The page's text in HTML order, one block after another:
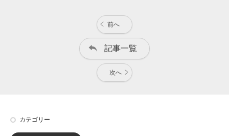
前へ
記事一覧
次へ
カテゴリー